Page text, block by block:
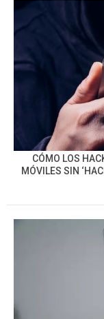
CÓMO LOS
MÓVILES SIN